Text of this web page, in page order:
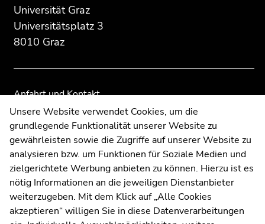
Seitenbereichs:
Zusatzinformationen:
Universität Graz
Universitätsplatz 3
8010 Graz
Anfahrt und Kontakt
Kommunikation und Öffentlichkeitsarbeit
Moodle
UNIGRAZonline
Impressum
Datenschutzerklärung
Cookie-Einstellungen
Barrierefreiheitserklärung
Seitenbereichs.
Übersicht
Seitenbereichs.
Übersicht
Unsere Website verwendet Cookies, um die
grundlegende Funktionalität unserer Website zu
gewährleisten sowie die Zugriffe auf unserer Website zu
analysieren bzw. um Funktionen für Soziale Medien und
zielgerichtete Werbung anbieten zu können. Hierzu ist es
nötig Informationen an die jeweiligen Dienstanbieter
weiterzugeben. Mit dem Klick auf „Alle Cookies
akzeptieren“ willigen Sie in diese Datenverarbeitungen